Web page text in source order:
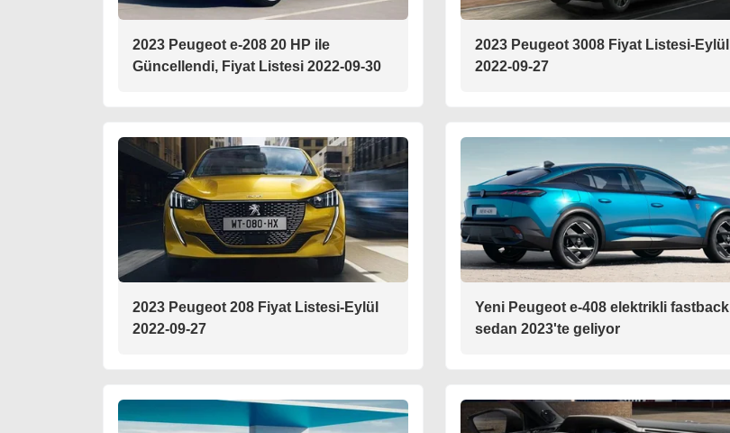
2023 Peugeot e-208 20 HP ile
Güncellendi, Fiyat Listesi 2022-09-30
2023 Peugeot 3008 Fiyat Listesi-Eylül
2022-09-27
2023 Peugeot 208 Fiyat Listesi-Eylül
2022-09-27
Yeni Peugeot e-408 elektrikli fastback
sedan 2023'te geliyor